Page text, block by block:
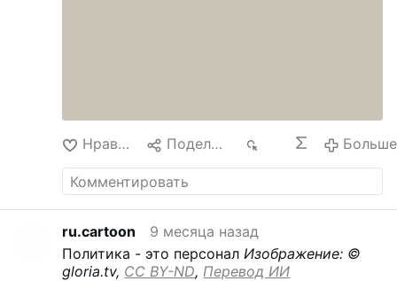
Нравится Поделиться Больше
ru.cartoon
9 месяца назад
Политика - это персонал Изображение: ©
gloria.tv, CC BY-ND, Перевод ИИ